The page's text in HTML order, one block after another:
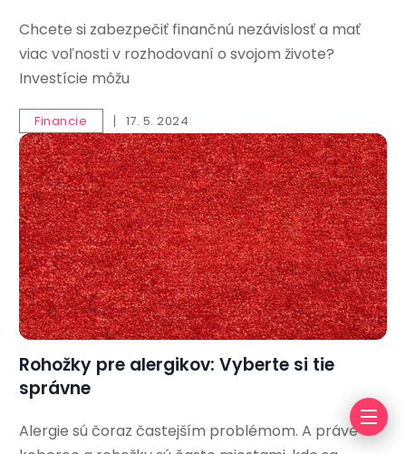
Chcete si zabezpečiť finančnú nezávislosť a mať
viac voľnosti v rozhodovaní o svojom živote?
Investície môžu
Financie 17. 5. 2024
Rohožky pre alergikov: Vyberte si tie
správne
Alergie sú čoraz častejším problémom. A práve